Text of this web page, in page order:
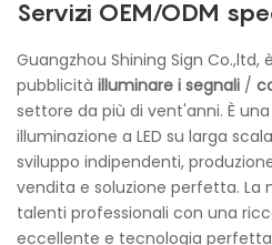
Servizi OEM/ODM
Guangzhou Shining Sign
pubblicità illuminare i segnali /
settore da più di vent'anni. È
illuminazione a LED su larga
sviluppo indipendenti,
vendita e soluzione perfetta. La
talenti professionali con una
eccellente e tecnologia perfetta